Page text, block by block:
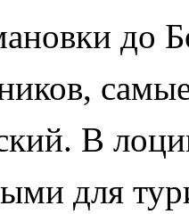
до
В
для